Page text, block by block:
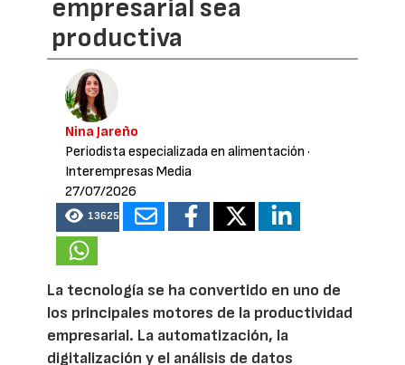
empresarial sea
productiva
Nina Jareño
Periodista especializada en alimentación ·
Interempresas Media
27/07/2026
13625
La tecnología se ha convertido en uno de
los principales motores de la productividad
empresarial. La automatización, la
digitalización y el análisis de datos